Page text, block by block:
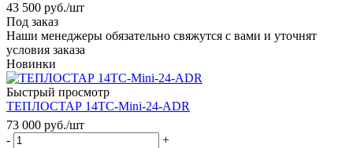
43 500 руб./шт
Под заказ
Наши менеджеры обязательно свяжутся с вами и уточнят
условия заказа
Новинки
Быстрый просмотр
ТЕПЛОСТАР 14ТС-Mini-24-ADR
73 000 руб./шт
-
+